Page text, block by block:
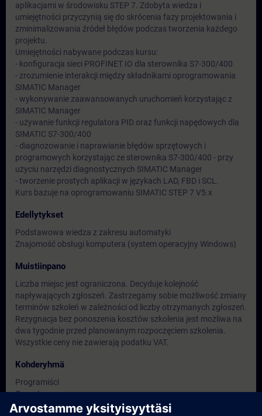
aplikacjami w środowisku STEP 7. Zdobyta wiedza i
umiejętności przyczynią się do skrócenia fazy projektowania i
zminimalizowania źródeł błędów podczas tworzenia każdego
projektu.
Umiejętności nabywane podczas kursu:
- konfiguracja sieci PROFINET IO dla sterownika S7-300/400
- zrozumienie interakcji między składnikami oprogramowania
SIMATIC Manager
- wykonywanie zaawansowanych uruchomień korzystając z
SIMATIC Manager
- używanie funkcji regulatora PID oraz funkcji napędowych dla
SIMATIC S7-300/400
- diagnozowanie i naprawianie błędów sprzętowych i
programowych korzystając ze sterownika S7-300/400 - przy
użyciu narzędzi diagnostycznych SIMATIC Manager
- tworzenie prostych aplikacji w językach LAD, FBD i SCL.
Kurs bazuje na oprogramowaniu SIMATIC STEP 7 V5.x
Edellytykset
Podstawowa wiedza z zakresu automatyki
Znajomość obsługi komputera (system operacyjny Windows)
Muistiinpano
Liczba miejsc jest ograniczona. Decyduje kolejność
napływających zgłoszeń. Zastrzegamy sobie możliwość zmiany
terminów szkoleń w zależności od liczby otrzymanych zgłoszeń.
Rezygnacja bez ponoszenia kosztów szkolenia jest możliwa na
dwa tygodnie przed planowanym rozpoczęciem szkolenia.
Wszystkie ceny nie zawierają podatku VAT.
Kohderyhmä
Programiści
Operatorzy
Personel utrzymania ruchu